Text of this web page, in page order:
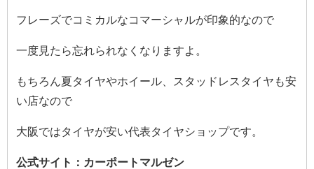
フレーズでコミカルなコマーシャルが印象的なので
一度見たら忘れられなくなりますよ。
もちろん夏タイヤやホイール、スタッドレスタイヤも安
い店なので
大阪ではタイヤが安い代表タイヤショップです。
公式サイト：カーポートマルゼン